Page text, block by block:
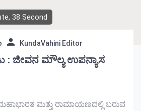
38 Second
KundaVahini Editor
: ಜೀವನ ಮೌಲ್ಯ ಉಪನ್ಯಾಸ
ಮಹಾಭಾರತ ಮತ್ತು ರಾಮಾಯಣದಲ್ಲಿ ಬರುವ